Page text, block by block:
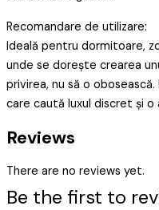
Recomandare de utilizare:
Ideală pentru dormitoare,
unde se dorește crearea
privirea, nu să o
care caută luxul discret și
Reviews
There are no reviews yet.
Be the first to